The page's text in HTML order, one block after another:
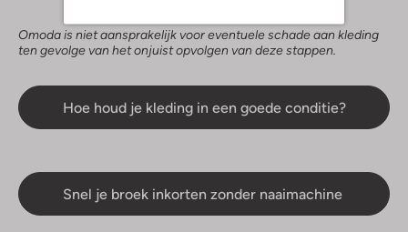
Omoda is niet aansprakelijk voor eventuele schade aan kleding
ten gevolge van het onjuist opvolgen van deze stappen.
Hoe houd je kleding in een goede conditie?
Snel je broek inkorten zonder naaimachine